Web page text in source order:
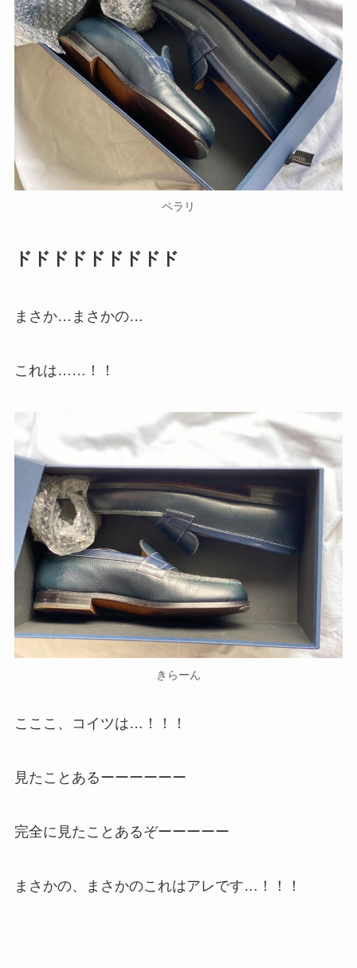
ペラリ
ドドドドドドドドド
まさか…まさかの…
これは……！！
きらーん
こここ、コイツは…！！！
見たことあるーーーーーー
完全に見たことあるぞーーーーー
まさかの、まさかのこれはアレです…！！！